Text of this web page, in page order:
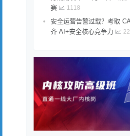
赛
1118
安全运营告警过载？考取
齐 AI+安全核心竞争力